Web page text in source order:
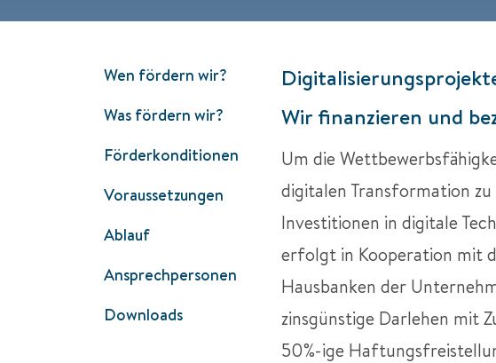
Wen fördern wir?
Was fördern wir?
Förderkonditionen
Voraussetzungen
Ablauf
Ansprechpersonen
Downloads
Wir finanzieren und
Um die
digitalen Transformation
Investitionen in digitale
erfolgt in Kooperation mit
Hausbanken der
zinsgünstige Darlehen mit
50%-ige